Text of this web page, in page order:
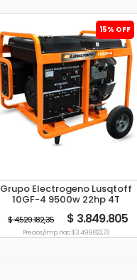
15% OFF
Grupo Electrogeno Lusqtoff
10GF-4 9500w 22hp 4T
Trifásico
$ 4.529.182,35 $ 3.849.805
Precio s/imp. nac. $ 3.499.822,73